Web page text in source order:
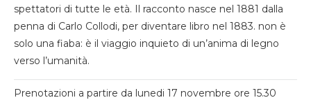
spettatori di tutte le età. Il racconto nasce nel 1881 dalla
penna di Carlo Collodi, per diventare libro nel 1883. non è
solo una fiaba: è il viaggio inquieto di un’anima di legno
verso l’umanità.
Prenotazioni a partire da lunedi 17 novembre ore 15.30